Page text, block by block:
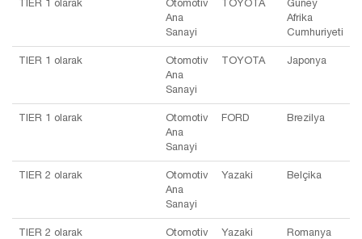
TIER 1 olarak
Otomotiv
Ana
Sanayi
TOYOTA
Güney
Afrika
Cumhuriyeti
TIER 1 olarak
Otomotiv
Ana
Sanayi
TOYOTA Japonya
TIER 1 olarak
Otomotiv
Ana
Sanayi
FORD Brezilya
TIER 2 olarak
Otomotiv
Ana
Sanayi
Yazaki Belçika
TIER 2 olarak
Otomotiv
Yazaki Romanya